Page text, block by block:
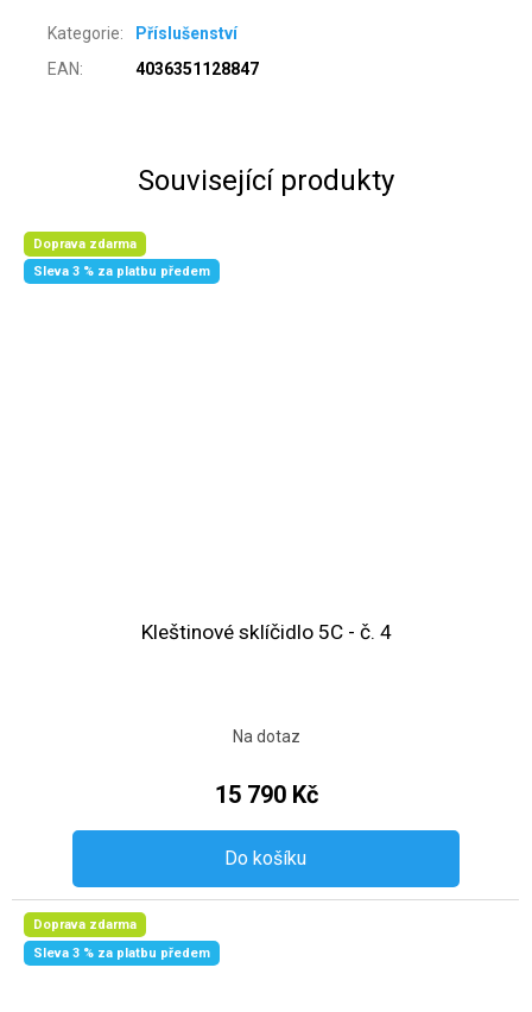
Kategorie:
Příslušenství
EAN: 4036351128847
Související produkty
Doprava zdarma
Sleva 3 % za platbu předem
Kleštinové sklíčidlo 5C - č. 4
Na dotaz
15 790 Kč
Do košíku
Doprava zdarma
Sleva 3 % za platbu předem